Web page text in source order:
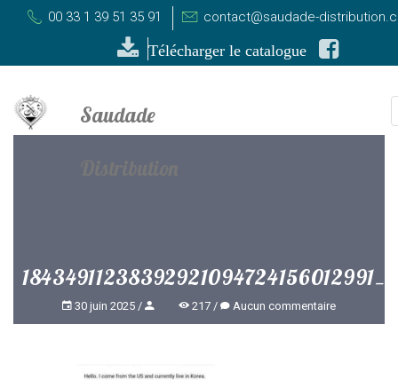
00 33 1 39 51 35 91 contact@saudade-
Télécharger le catalogue
30 juin 2025 217 Aucun commentaire